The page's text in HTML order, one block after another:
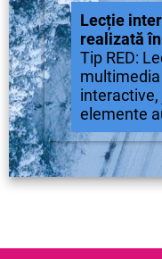
Lecție
realizată în
Tip RED:
interactive,
elemente